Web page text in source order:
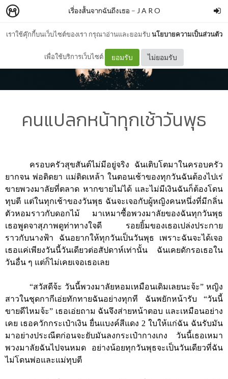
เราใช้คุ๊กกี้บนเว็บไซต์ของเรา กรุณาอ่านและยอมรับนโยบายความเป็นส่วนตัว
เพื่อใช้บริการเว็บไซต์ ยอมรับ ไม่ยอมรับ
เรื่องสั้นจากฉันถึงเธอ – J A R O
คนแปลกหน้าทุกเช้าวันพุธ
ครอบครัวสุขสันต์ไม่มีอยู่จริง ฉันเติบโตมาในครอบครัว
ยากจน พ่อติดยา แม่ติดเหล้า ในตอนเช้าของทุกวันฉันต้องไปเร่
ขายพวงมาลัยที่ตลาด หากขายไม่ได้ และไม่มีเงินฉันก็ต้องโดน
ทุบตี แต่ในทุกเช้าของวันพุธ ฉันจะเจอกับผู้หญิงคนหนึ่งที่มีกลิ่น
ตัวหอมราวกับดอกไม้ มาเหมาซื้อพวงมาลัยของฉันทุกวันพุธ
เธอพูดจาสุภาพดูท่าทางใจดี รอยยิ้มของเธอเปล่งประกาย
ราวกับนางฟ้า ฉันอยากให้ทุกวันเป็นวันพุธ เพราะฉันจะได้เจอ
เธอแค่เพียงวันนี้วันเดียวต่อสัปดาห์เท่านั้น ฉันเคยดักรอเธอใน
วันอื่น ๆ แต่ก็ไม่เคยเจอเธอเลย
“สวัสดีจ้ะ วันนี้พวงมาลัยหอมเหมือนเดิมเลยนะจ้ะ” หญิง
สาวในชุดกากีเอ่ยทักทายฉันอย่างทุกที ฉันพยักหน้ารับ “วันนี้
ขายดีไหมจ้ะ” เธอเอ่ยถาม ฉันจึงส่ายหน้าตอบ และเหมือนอย่าง
เคย เธอควักกระเป๋าเงิน ยื่นแบงค์สีแดง 2 ใบให้แก่ฉัน ฉันรับมัน
มาอย่างประณีตก่อนจะยับมันลงกระเป๋ากางเกง วันนี้เธอเหมา
พวงมาลัยฉันไปจนหมด อย่างน้อยทุกวันพุธจะเป็นวันเดียวที่ฉัน
ไม่โดนพ่อและแม่ทุบตี